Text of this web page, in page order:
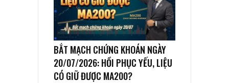
BẮT MẠCH CHỨNG KHOÁN NGÀY
20/07/2026: HỒI PHỤC YẾU, LIỆU
CÓ GIỮ ĐƯỢC MA200?